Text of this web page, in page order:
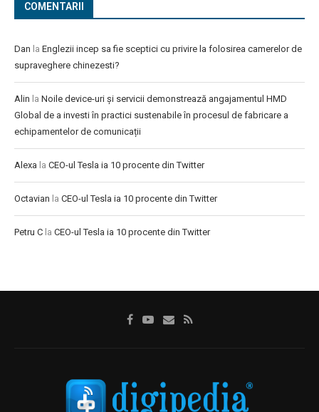
COMENTARII
Dan la Englezii incep sa fie sceptici cu privire la folosirea camerelor de
supraveghere chinezesti?
Alin la Noile device-uri și servicii demonstrează angajamentul HMD
Global de a investi în practici sustenabile în procesul de fabricare a
echipamentelor de comunicații
Alexa la CEO-ul Tesla ia 10 procente din Twitter
Octavian la CEO-ul Tesla ia 10 procente din Twitter
Petru C la CEO-ul Tesla ia 10 procente din Twitter